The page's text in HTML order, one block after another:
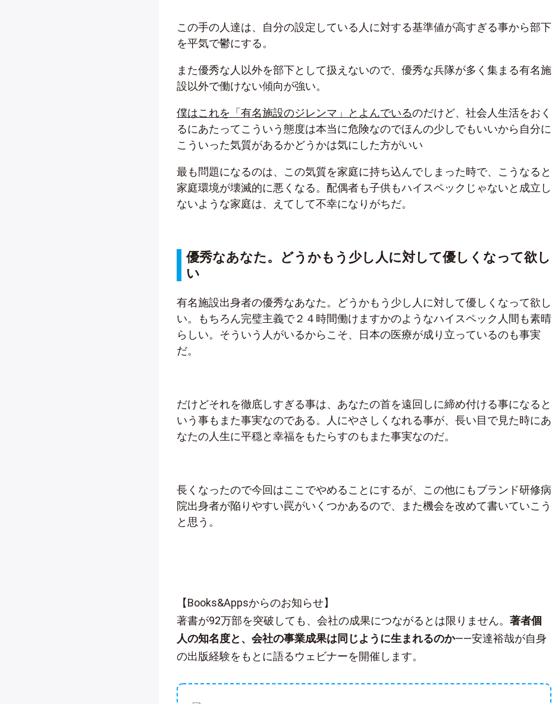
この手の人達は、自分の設定している人に対する基準値が高すぎる事から部下
を平気で鬱にする。
また優秀な人以外を部下として扱えないので、優秀な兵隊が多く集まる有名施
設以外で働けない傾向が強い。
僕はこれを「有名施設のジレンマ」とよんでいるのだけど、社会人生活をおく
るにあたってこういう態度は本当に危険なのでほんの少しでもいいから自分に
こういった気質があるかどうかは気にした方がいい
最も問題になるのは、この気質を家庭に持ち込んでしまった時で、こうなると
家庭環境が壊滅的に悪くなる。配偶者も子供もハイスペックじゃないと成立し
ないような家庭は、えてして不幸になりがちだ。
優秀なあなた。どうかもう少し人に対して優しくなって欲し
い
有名施設出身者の優秀なあなた。どうかもう少し人に対して優しくなって欲し
い。もちろん完璧主義で２４時間働けますかのようなハイスペック人間も素晴
らしい。そういう人がいるからこそ、日本の医療が成り立っているのも事実
だ。
だけどそれを徹底しすぎる事は、あなたの首を遠回しに締め付ける事になると
いう事もまた事実なのである。人にやさしくなれる事が、長い目で見た時にあ
なたの人生に平穏と幸福をもたらすのもまた事実なのだ。
長くなったので今回はここでやめることにするが、この他にもブランド研修病
院出身者が陥りやすい罠がいくつかあるので、また機会を改めて書いていこう
と思う。
【Books&Appsからのお知らせ】
著書が92万部を突破しても、会社の成果につながるとは限りません。 著者個
人の知名度と、会社の事業成果は同じように生まれるのか——安達裕哉が自身
の出版経験をもとに語るウェビナーを開催します。